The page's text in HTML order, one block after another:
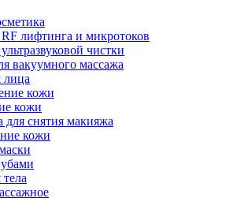
RF лифтинга и микротоков
чистки
вакуумного массажа
лица
кожи
кожи
для снятия макияжа
кожи